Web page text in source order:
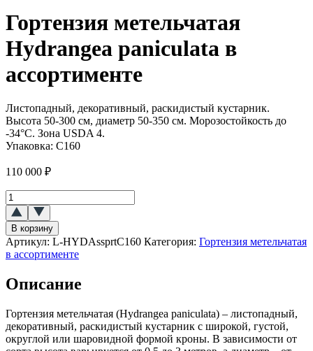
Гортензия метельчатая
Hydrangea paniculata в
ассортименте
Листопадный, декоративный, раскидистый кустарник.
Высота 50-300 см, диаметр 50-350 см. Морозостойкость до
-34°C. Зона USDA 4.
Упаковка: С160
110 000 ₽
Количество
товара
Гортензия
метельчатая
(Hydrangea
paniculata)
ассортименте
В корзину
Артикул: L-HYDAssprtC160 Категория: Гортензия метельчатая
в ассортименте
Описание
Гортензия метельчатая (Hydrangea paniculata) – листопадный,
декоративный, раскидистый кустарник с широкой, густой,
округлой или шаровидной формой кроны. В зависимости от